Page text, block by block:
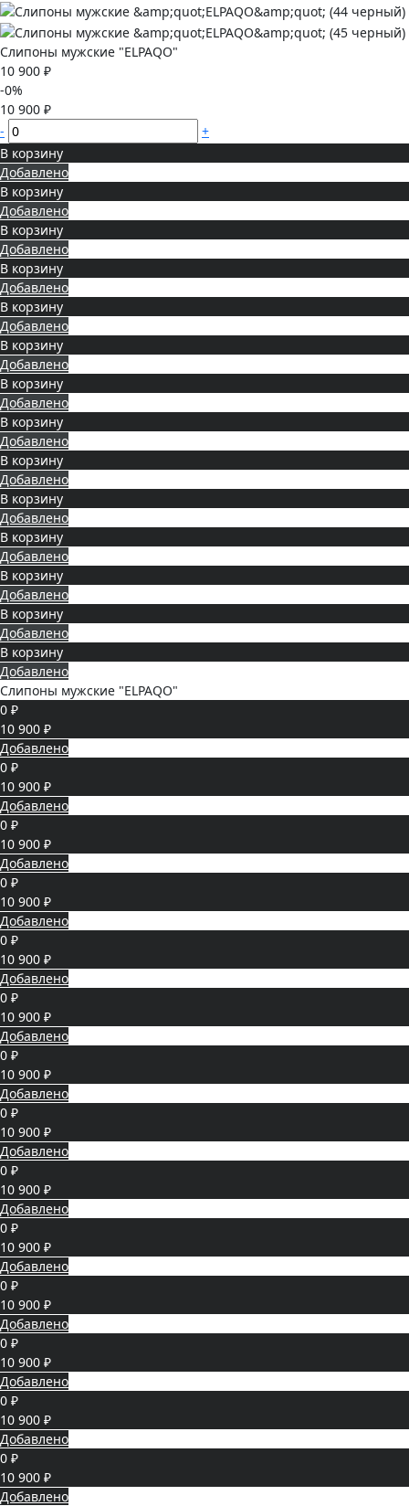
Слипоны мужские "ELPAQO"
10 900 ₽
-0%
10 900 ₽
-
+
В корзину
Добавлено
В корзину
Добавлено
В корзину
Добавлено
В корзину
Добавлено
В корзину
Добавлено
В корзину
Добавлено
В корзину
Добавлено
В корзину
Добавлено
В корзину
Добавлено
В корзину
Добавлено
В корзину
Добавлено
В корзину
Добавлено
В корзину
Добавлено
В корзину
Добавлено
Слипоны мужские "ELPAQO"
0 ₽
10 900 ₽
Добавлено
0 ₽
10 900 ₽
Добавлено
0 ₽
10 900 ₽
Добавлено
0 ₽
10 900 ₽
Добавлено
0 ₽
10 900 ₽
Добавлено
0 ₽
10 900 ₽
Добавлено
0 ₽
10 900 ₽
Добавлено
0 ₽
10 900 ₽
Добавлено
0 ₽
10 900 ₽
Добавлено
0 ₽
10 900 ₽
Добавлено
0 ₽
10 900 ₽
Добавлено
0 ₽
10 900 ₽
Добавлено
0 ₽
10 900 ₽
Добавлено
0 ₽
10 900 ₽
Добавлено